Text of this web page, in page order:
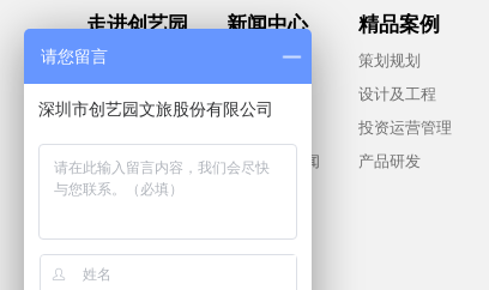
走进创艺园
集团概况
合作共赢
视频中心
新闻中心
社会责任
下属公司新闻
精品案例
策划规划
设计及工程
投资运营管理
产品研发
请您留言
深圳市创艺园文旅股份有限公司